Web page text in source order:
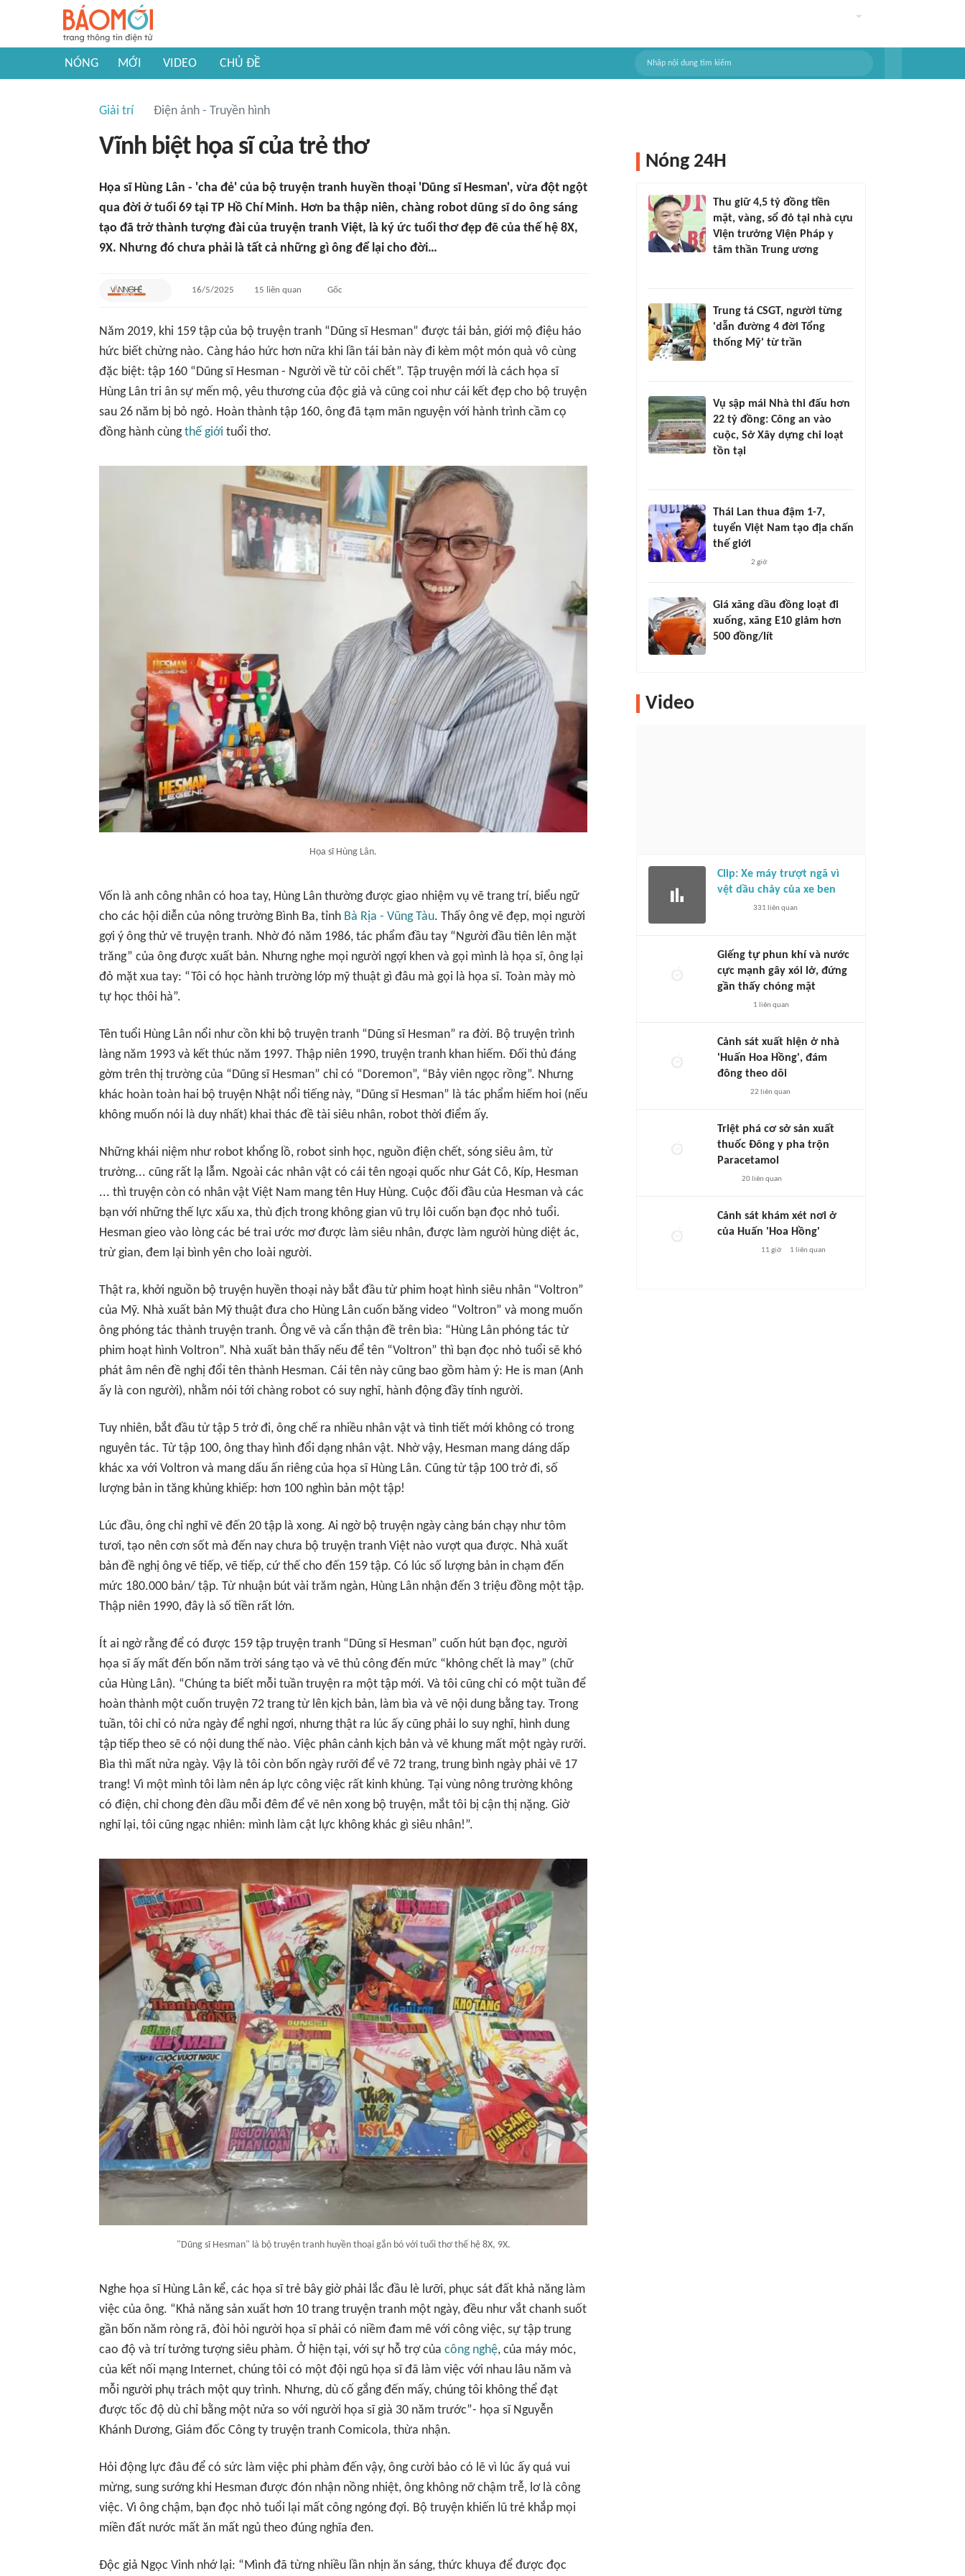
NÓNG MỚI VIDEO CHỦ ĐỀ
Giải trí Điện ảnh - Truyền hình
Vĩnh biệt họa sĩ của trẻ thơ
Họa sĩ Hùng Lân - 'cha đẻ' của bộ truyện tranh huyền thoại 'Dũng sĩ Hesman', vừa đột ngột
qua đời ở tuổi 69 tại TP Hồ Chí Minh. Hơn ba thập niên, chàng robot dũng sĩ do ông sáng
tạo đã trở thành tượng đài của truyện tranh Việt, là ký ức tuổi thơ đẹp đẽ của thế hệ 8X,
9X. Nhưng đó chưa phải là tất cả những gì ông để lại cho đời…
16/5/2025 15 liên quan Gốc
Năm 2019, khi 159 tập của bộ truyện tranh “Dũng sĩ Hesman” được tái bản, giới mộ điệu háo
hức biết chừng nào. Càng háo hức hơn nữa khi lần tái bản này đi kèm một món quà vô cùng
đặc biệt: tập 160 “Dũng sĩ Hesman - Người về từ cõi chết”. Tập truyện mới là cách họa sĩ
Hùng Lân tri ân sự mến mộ, yêu thương của độc giả và cũng coi như cái kết đẹp cho bộ truyện
sau 26 năm bị bỏ ngỏ. Hoàn thành tập 160, ông đã tạm mãn nguyện với hành trình cầm cọ
đồng hành cùngthế giới tuổi thơ.
Họa sĩ Hùng Lân.
Vốn là anh công nhân có hoa tay, Hùng Lân thường được giao nhiệm vụ vẽ trang trí, biểu ngữ
cho các hội diễn của nông trường Bình Ba, tỉnh Bà Rịa - Vũng Tàu. Thấy ông vẽ đẹp, mọi người
gợi ý ông thử vẽ truyện tranh. Nhờ đó năm 1986, tác phẩm đầu tay “Người đầu tiên lên mặt
trăng” của ông được xuất bản. Nhưng nghe mọi người ngợi khen và gọi mình là họa sĩ, ông lại
đỏ mặt xua tay: “Tôi có học hành trường lớp mỹ thuật gì đâu mà gọi là họa sĩ. Toàn mày mò
tự học thôi hà”.
Tên tuổi Hùng Lân nổi như cồn khi bộ truyện tranh “Dũng sĩ Hesman” ra đời. Bộ truyện trình
làng năm 1993 và kết thúc năm 1997. Thập niên 1990, truyện tranh khan hiếm. Đối thủ đáng
gờm trên thị trường của “Dũng sĩ Hesman” chỉ có “Doremon”, “Bảy viên ngọc rồng”. Nhưng
khác hoàn toàn hai bộ truyện Nhật nổi tiếng này, “Dũng sĩ Hesman” là tác phẩm hiếm hoi (nếu
không muốn nói là duy nhất) khai thác đề tài siêu nhân, robot thời điểm ấy.
Những khái niệm như robot khổng lồ, robot sinh học, nguồn điện chết, sóng siêu âm, từ
trường... cũng rất lạ lẫm. Ngoài các nhân vật có cái tên ngoại quốc như Gát Cô, Kíp, Hesman
... thì truyện còn có nhân vật Việt Nam mang tên Huy Hùng. Cuộc đối đầu của Hesman và các
bạn với những thế lực xấu xa, thù địch trong không gian vũ trụ lôi cuốn bạn đọc nhỏ tuổi.
Hesman gieo vào lòng các bé trai ước mơ được làm siêu nhân, được làm người hùng diệt ác,
trừ gian, đem lại bình yên cho loài người.
Thật ra, khởi nguồn bộ truyện huyền thoại này bắt đầu từ phim hoạt hình siêu nhân “Voltron”
của Mỹ. Nhà xuất bản Mỹ thuật đưa cho Hùng Lân cuốn băng video “Voltron” và mong muốn
ông phóng tác thành truyện tranh. Ông vẽ và cẩn thận đề trên bìa: “Hùng Lân phóng tác từ
phim hoạt hình Voltron”. Nhà xuất bản thấy nếu để tên “Voltron” thì bạn đọc nhỏ tuổi sẽ khó
phát âm nên đề nghị đổi tên thành Hesman. Cái tên này cũng bao gồm hàm ý: He is man (Anh
ấy là con người), nhằm nói tới chàng robot có suy nghĩ, hành động đầy tính người.
Tuy nhiên, bắt đầu từ tập 5 trở đi, ông chế ra nhiều nhân vật và tình tiết mới không có trong
nguyên tác. Từ tập 100, ông thay hình đổi dạng nhân vật. Nhờ vậy, Hesman mang dáng dấp
khác xa với Voltron và mang dấu ấn riêng của họa sĩ Hùng Lân. Cũng từ tập 100 trở đi, số
lượng bản in tăng khủng khiếp: hơn 100 nghìn bản một tập!
Lúc đầu, ông chỉ nghĩ vẽ đến 20 tập là xong. Ai ngờ bộ truyện ngày càng bán chạy như tôm
tươi, tạo nên cơn sốt mà đến nay chưa bộ truyện tranh Việt nào vượt qua được. Nhà xuất
bản đề nghị ông vẽ tiếp, vẽ tiếp, cứ thế cho đến 159 tập. Có lúc số lượng bản in chạm đến
mức 180.000 bản/ tập. Từ nhuận bút vài trăm ngàn, Hùng Lân nhận đến 3 triệu đồng một tập.
Thập niên 1990, đây là số tiền rất lớn.
Ít ai ngờ rằng để có được 159 tập truyện tranh “Dũng sĩ Hesman” cuốn hút bạn đọc, người
họa sĩ ấy mất đến bốn năm trời sáng tạo và vẽ thủ công đến mức “không chết là may” (chữ
của Hùng Lân). “Chúng ta biết mỗi tuần truyện ra một tập mới. Và tôi cũng chỉ có một tuần để
hoàn thành một cuốn truyện 72 trang từ lên kịch bản, làm bìa và vẽ nội dung bằng tay. Trong
tuần, tôi chỉ có nửa ngày để nghỉ ngơi, nhưng thật ra lúc ấy cũng phải lo suy nghĩ, hình dung
tập tiếp theo sẽ có nội dung thế nào. Việc phân cảnh kịch bản và vẽ khung mất một ngày rưỡi.
Bìa thì mất nửa ngày. Vậy là tôi còn bốn ngày rưỡi để vẽ 72 trang, trung bình ngày phải vẽ 17
trang! Vì một mình tôi làm nên áp lực công việc rất kinh khủng. Tại vùng nông trường không
có điện, chỉ chong đèn dầu mỗi đêm để vẽ nên xong bộ truyện, mắt tôi bị cận thị nặng. Giờ
nghĩ lại, tôi cũng ngạc nhiên: mình làm cật lực không khác gì siêu nhân!”.
"Dũng sĩ Hesman" là bộ truyện tranh huyền thoại gắn bó với tuổi thơ thế hệ 8X, 9X.
Nghe họa sĩ Hùng Lân kể, các họa sĩ trẻ bây giờ phải lắc đầu lè lưỡi, phục sát đất khả năng làm
việc của ông. “Khả năng sản xuất hơn 10 trang truyện tranh một ngày, đều như vắt chanh suốt
gần bốn năm ròng rã, đòi hỏi người họa sĩ phải có niềm đam mê với công việc, sự tập trung
cao độ và trí tưởng tượng siêu phàm. Ở hiện tại, với sự hỗ trợ của công nghệ, của máy móc,
của kết nối mạng Internet, chúng tôi có một đội ngũ họa sĩ đã làm việc với nhau lâu năm và
mỗi người phụ trách một quy trình. Nhưng, dù cố gắng đến mấy, chúng tôi không thể đạt
được tốc độ dù chỉ bằng một nửa so với người họa sĩ già 30 năm trước”- họa sĩ Nguyễn
Khánh Dương, Giám đốc Công ty truyện tranh Comicola, thừa nhận.
Hỏi động lực đâu để có sức làm việc phi phàm đến vậy, ông cười bảo có lẽ vì lúc ấy quá vui
mừng, sung sướng khi Hesman được đón nhận nồng nhiệt, ông không nỡ chậm trễ, lơ là công
việc. Vì ông chậm, bạn đọc nhỏ tuổi lại mất công ngóng đợi. Bộ truyện khiến lũ trẻ khắp mọi
miền đất nước mất ăn mất ngủ theo đúng nghĩa đen.
Độc giả Ngọc Vinh nhớ lại: “Mình đã từng nhiều lần nhịn ăn sáng, thức khuya để được đọc
Nóng 24H
Thu giữ 4,5 tỷ đồng tiền
mặt, vàng, sổ đỏ tại nhà cựu
Viện trưởng Viện Pháp y
tâm thần Trung ương
Trung tá CSGT, người từng
'dẫn đường 4 đời Tổng
thống Mỹ' từ trần
Vụ sập mái Nhà thi đấu hơn
22 tỷ đồng: Công an vào
cuộc, Sở Xây dựng chỉ loạt
tồn tại
Thái Lan thua đậm 1-7,
tuyển Việt Nam tạo địa chấn
thế giới
2 giờ
Giá xăng dầu đồng loạt đi
xuống, xăng E10 giảm hơn
500 đồng/lít
Video
Clip: Xe máy trượt ngã vì
vệt dầu chảy của xe ben
331 liên quan
Giếng tự phun khí và nước
cực mạnh gây xói lở, đứng
gần thấy chóng mặt
1 liên quan
Cảnh sát xuất hiện ở nhà
'Huấn Hoa Hồng', đám
đông theo dõi
22 liên quan
Triệt phá cơ sở sản xuất
thuốc Đông y pha trộn
Paracetamol
20liên quan
Cảnh sát khám xét nơi ở
của Huấn 'Hoa Hồng'
11 giờ 1 liên quan